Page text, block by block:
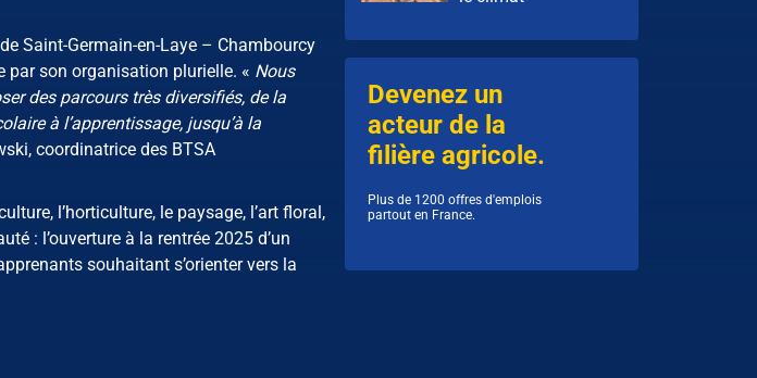
Saint-Germain-en-Laye – Chambourcy
par son organisation plurielle. « Nous
des parcours très diversifiés, de la
à l’apprentissage, jusqu’à la
coordinatrice des BTSA
l’horticulture, le paysage, l’art floral,
: l’ouverture à la rentrée 2025 d’un
souhaitant s’orienter vers la
Devenez un
acteur de la
filière agricole.
Plus de 1200 offres d'emplois
partout en France.